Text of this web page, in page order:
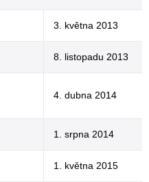
3. května 2013
8. listopadu 2013
4. dubna 2014
1. srpna 2014
1. května 2015